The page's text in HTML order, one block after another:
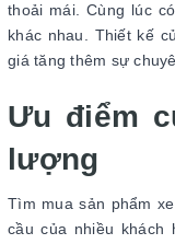
thoải mái. Cùng lúc
khác nhau. Thiết kế
giá tăng thêm sự
Ưu điểm
lượng
Tìm mua sản phẩm
cầu của nhiều